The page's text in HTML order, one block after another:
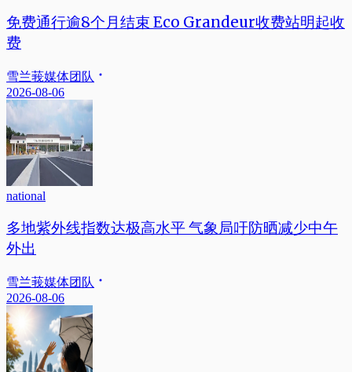
免费通行逾8个月结束 Eco Grandeur收费站明起收
费
雪兰莪媒体团队
2026-08-06
national
多地紫外线指数达极高水平 气象局吁防晒减少中午
外出
雪兰莪媒体团队
2026-08-06